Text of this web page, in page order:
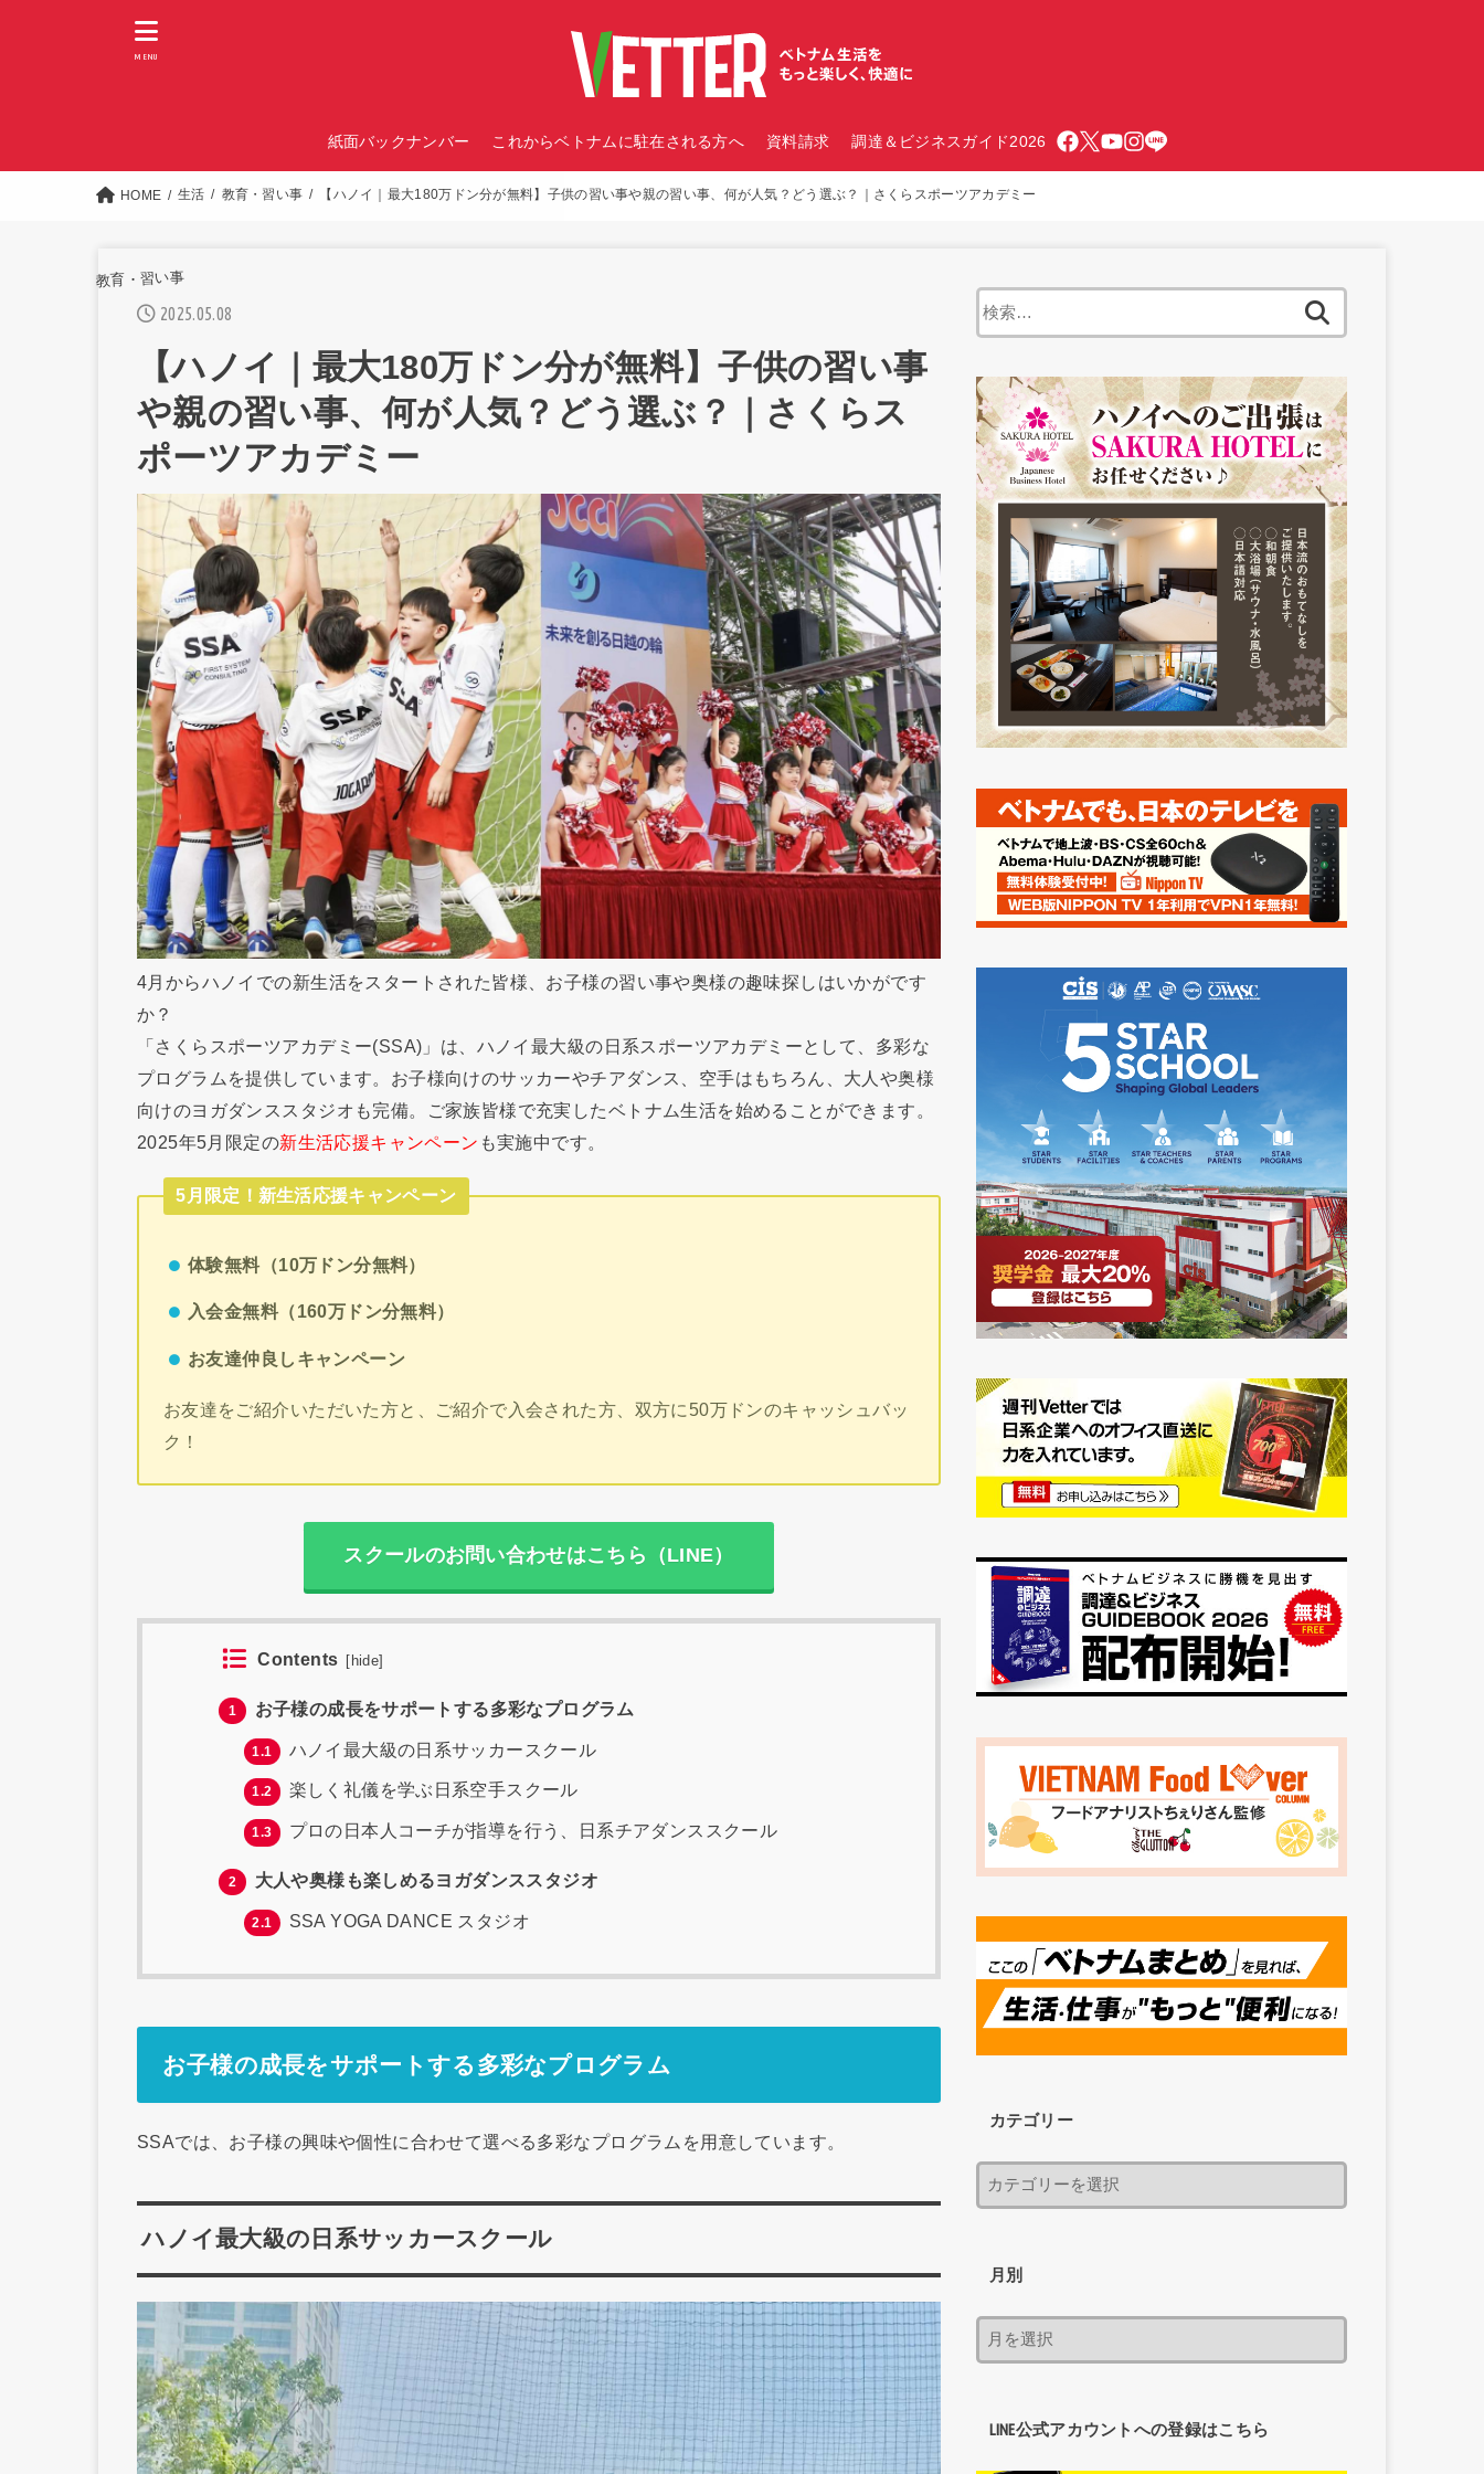
紙面バックナンバー これからベトナムに駐在される方へ 資料請求 調達＆ビジネスガイド2026
MENU
HOME 生活 教育・習い事 【ハノイ｜最大180万ドン分が無料】子供の習い事や親の習い事、何が人気？どう選ぶ？｜さくらスポーツアカデミー
教育・習い事
2025.05.08
【ハノイ｜最大180万ドン分が無料】子供の習い事
や親の習い事、何が人気？どう選ぶ？｜さくらス
ポーツアカデミー
4月からハノイでの新生活をスタートされた皆様、お子様の習い事や奥様の趣味探しはいかがです
か？
「さくらスポーツアカデミー(SSA)」は、ハノイ最大級の日系スポーツアカデミーとして、多彩な
プログラムを提供しています。お子様向けのサッカーやチアダンス、空手はもちろん、大人や奥様
向けのヨガダンススタジオも完備。ご家族皆様で充実したベトナム生活を始めることができます。
2025年5月限定の新生活応援キャンペーン も実施中です。
5月限定！新生活応援キャンペーン
体験無料（10万ドン分無料）
入会金無料（160万ドン分無料）
お友達仲良しキャンペーン
お友達をご紹介いただいた方と、ご紹介で入会された方、双方に50万ドンのキャッシュバッ
ク！
スクールのお問い合わせはこちら（LINE）
Contents hide
1 お子様の成長をサポートする多彩なプログラム
1.1 ハノイ最大級の日系サッカースクール
1.2 楽しく礼儀を学ぶ日系空手スクール
1.3 プロの日本人コーチが指導を行う、日系チアダンススクール
2 大人や奥様も楽しめるヨガダンススタジオ
2.1 SSA YOGA DANCE スタジオ
お子様の成長をサポートする多彩なプログラム
SSAでは、お子様の興味や個性に合わせて選べる多彩なプログラムを用意しています。
ハノイ最大級の日系サッカースクール
カテゴリー
月別
LINE公式アカウントへの登録はこちら